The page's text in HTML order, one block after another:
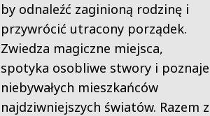
by odnaleźć zaginioną rodzinę i
przywrócić utracony porządek.
Zwiedza magiczne miejsca,
spotyka osobliwe stwory i poznaje
niebywałych mieszkańców
najdziwniejszych światów. Razem z